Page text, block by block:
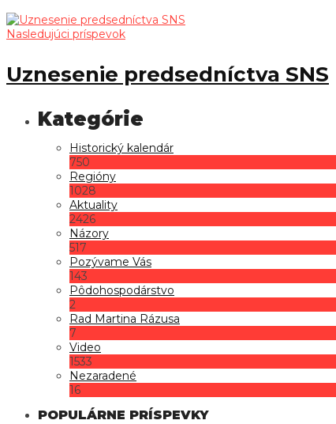
Nasledujúci príspevok
Uznesenie predsedníctva SNS
Historický kalendár
750
Regióny
1028
Aktuality
2426
Názory
517
Pozývame Vás
143
Pôdohospodárstvo
2
Rad Martina Rázusa
7
Video
1533
Nezaradené
16
POPULÁRNE PRÍSPEVKY